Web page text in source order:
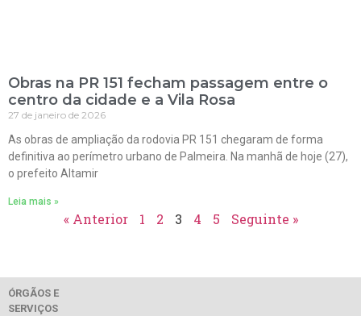
Obras na PR 151 fecham passagem entre o
centro da cidade e a Vila Rosa
27 de janeiro de 2026
As obras de ampliação da rodovia PR 151 chegaram de forma
definitiva ao perímetro urbano de Palmeira. Na manhã de hoje (27),
o prefeito Altamir
Leia mais »
« Anterior 1 2 3 4 5 Seguinte »
ÓRGÃOS E
SERVIÇOS